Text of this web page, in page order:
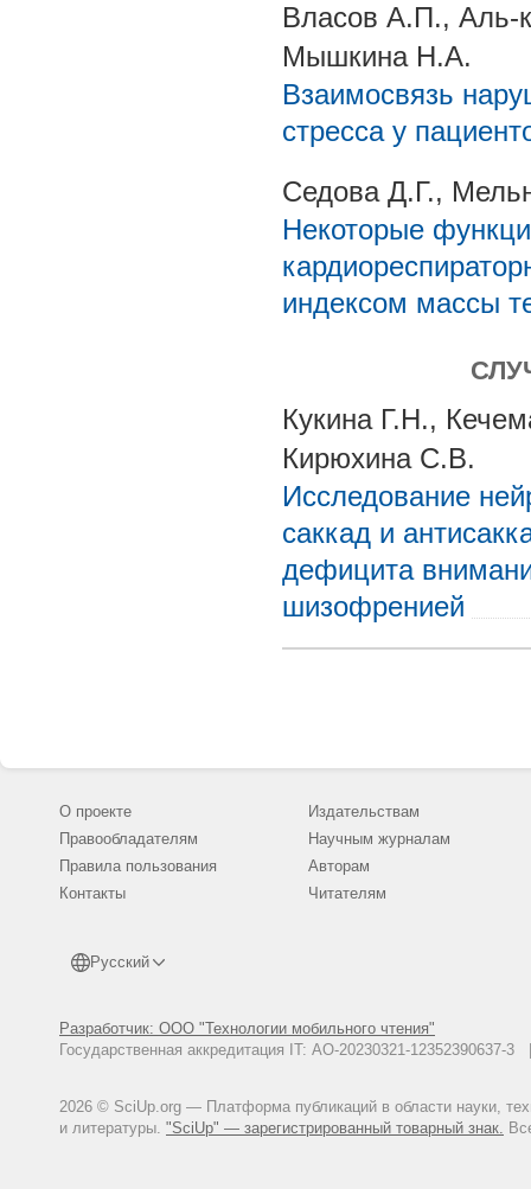
Власов А.П., Аль-
Мышкина Н.А.
Взаимосвязь
стресса у
Седова Д.Г.,
Некоторые
индексом массы
Кукина Г.Н.,
Кирюхина С.В.
Исследование
саккад и
дефицита
шизофренией
О проекте
Правообладателям
Правила пользования
Контакты
Русский
Разработчик: ООО "Технологии мобильного чтения"
Государственная аккредитация IT: АО-20230321-
2026 © SciUp.org — Платформа публикаций в области науки,
и литературы. "SciUp" — зарегистрированный товарный знак.
Издательствам
Научным журналам
Авторам
Читателям